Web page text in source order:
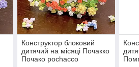
Конструктор блоковий
дитячий на місяці Почакко
Почако pochacco